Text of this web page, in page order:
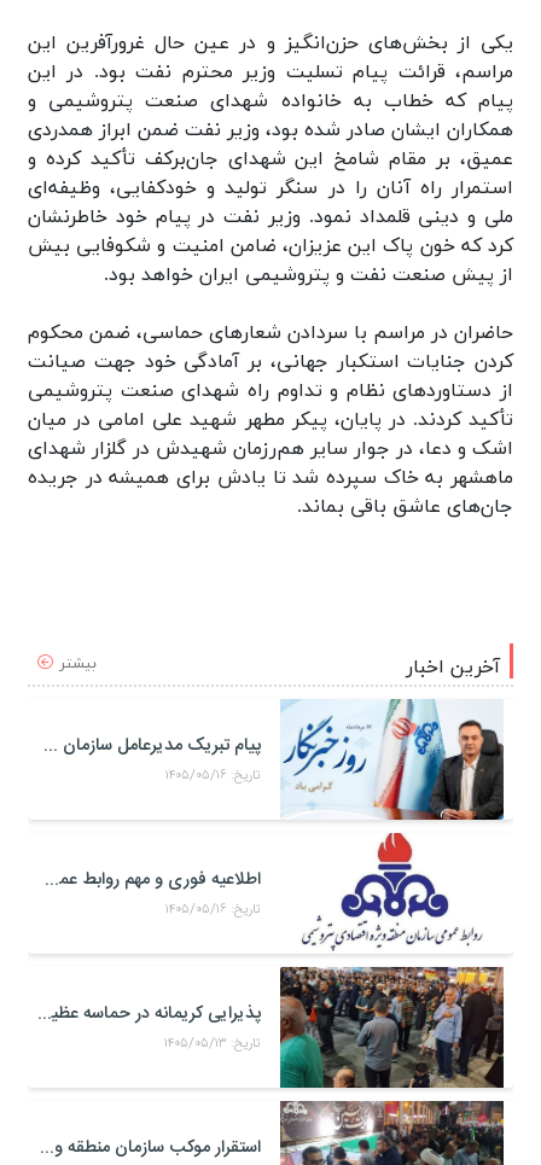
یکی از بخش‌های حزن‌انگیز و در عین حال غرورآفرین این
مراسم، قرائت پیام تسلیت وزیر محترم نفت بود. در این
پیام که خطاب به خانواده شهدای صنعت پتروشیمی و
همکاران ایشان صادر شده بود، وزیر نفت ضمن ابراز همدردی
عمیق، بر مقام شامخ این شهدای جان‌برکف تأکید کرده و
استمرار راه آنان را در سنگر تولید و خودکفایی، وظیفه‌ای
ملی و دینی قلمداد نمود. وزیر نفت در پیام خود خاطرنشان
کرد که خون پاک این عزیزان، ضامن امنیت و شکوفایی بیش
از پیش صنعت نفت و پتروشیمی ایران خواهد بود.
حاضران در مراسم با سردادن شعارهای حماسی، ضمن محکوم
کردن جنایات استکبار جهانی، بر آمادگی خود جهت صیانت
از دستاوردهای نظام و تداوم راه شهدای صنعت پتروشیمی
تأکید کردند. در پایان، پیکر مطهر شهید علی امامی در میان
اشک و دعا، در جوار سایر هم‌رزمان شهیدش در گلزار شهدای
ماهشهر به خاک سپرده شد تا یادش برای همیشه در جریده
جان‌های عاشق باقی بماند.
بیشتر آخرین اخبار
پیام تبریک مدیرعامل سازمان منطقه ویژه اقتصادی پتروشیمی به مناسبت روز خبرنگار
تاریخ: ۱۴۰۵/۰۵/۱۶
اطلاعیه فوری و مهم روابط عمومی و سخنگوی کمیته مدیریت بحران منطقه ويژه اقتصادی پتروشيمی
تاریخ: ۱۴۰۵/۰۵/۱۶
پذیرایی کریمانه در حماسه عظیم اربعین حسینی
تاریخ: ۱۴۰۵/۰۵/۱۳
استقرار موکب سازمان منطقه ویژه اقتصادی پتروشیمی در محل تجمعات مردمی در میدان امام بندر ماهشهر